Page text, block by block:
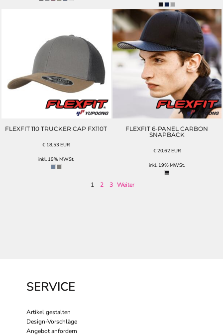
FLEXFIT 110 TRUCKER CAP FX110T
€ 18,53EUR
inkl. 19% MWSt.
FLEXFIT 6-PANEL CARBON
SNAPBACK
€20,62 EUR
inkl. 19% MWSt.
1 2 3 Weiter
SERVICE
Artikel gestalten
Design-Vorschläge
Angebot anfordern